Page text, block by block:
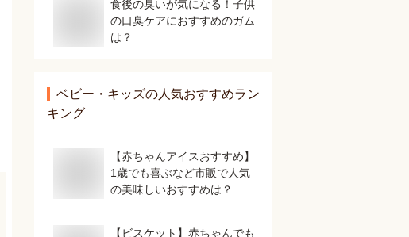
食後の臭いが気になる！子供
の口臭ケアにおすすめのガム
は？
ベビー・キッズの人気おすすめラン
キング
【赤ちゃんアイスおすすめ】
1歳でも喜ぶなど市販で人気
の美味しいおすすめは？
【ビスケット】赤ちゃんでも